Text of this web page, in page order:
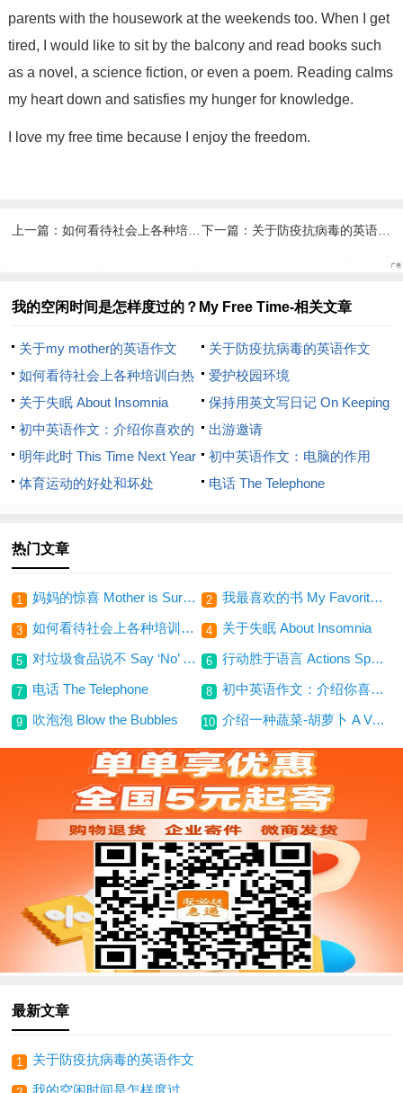
parents with the housework at the weekends too. When I get
tired, I would like to sit by the balcony and read books such
as a novel, a science fiction, or even a poem. Reading calms
my heart down and satisfies my hunger for knowledge.
I love my free time because I enjoy the freedom.
上一篇：如何看待社会上各种培训白热化的现象？ 下一篇： 关于防疫抗病毒的英语作文
我的空闲时间是怎样度过的？My Free Time-相关文章
关于my mother的英语作文
关于防疫抗病毒的英语作文
如何看待社会上各种培训白热
化的现象？
爱护校园环境
关于失眠 About Insomnia
保持用英文写日记 On Keeping
a Diary in English
初中英语作文：介绍你喜欢的
电影
出游邀请
明年此时 This Time Next Year
初中英语作文：电脑的作用
体育运动的好处和坏处
电话 The Telephone
热门文章
1 妈妈的惊喜 Mother is Surprise 2 我最喜欢的书 My Favorite Book
3 如何看待社会上各种培训白热化的现象？ 4 关于失眠 About Insomnia
5 对垃圾食品说不 Say ‘No’ to Junk Food 6 行动胜于语言 Actions Speak Louder than Words
7 电话 The Telephone 8 初中英语作文：介绍你喜欢的电影
9 吹泡泡 Blow the Bubbles 10 介绍一种蔬菜-胡萝卜 A Vegetable-carrots
最新文章
1 关于防疫抗病毒的英语作文